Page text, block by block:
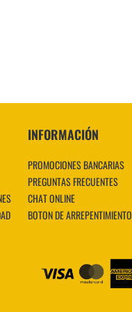
INFORMACIÓN
PROMOCIONES BANCARIAS
PREGUNTAS FRECUENTES
CHAT ONLINE
BOTON DE ARREPENTIMIENTO